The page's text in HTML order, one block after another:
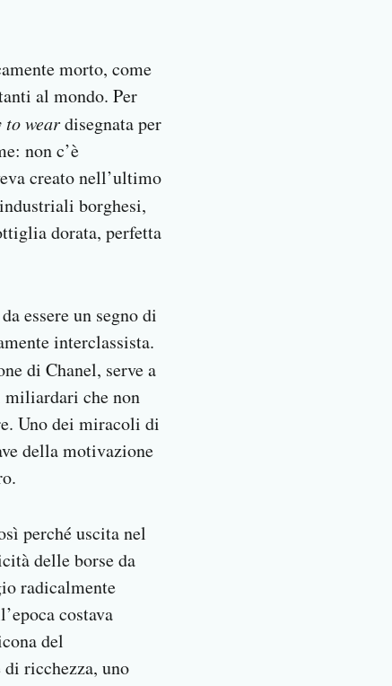
morto, come
al mondo. Per
to weardisegnata per
non c’è
creato nell’ultimo
borghesi,
dorata, perfetta
essere un segno di
interclassista.
di Chanel, serve a
miliardari che non
Uno dei miracoli di
della motivazione
perché uscita nel
delle borse da
radicalmente
costava
del
ricchezza, uno